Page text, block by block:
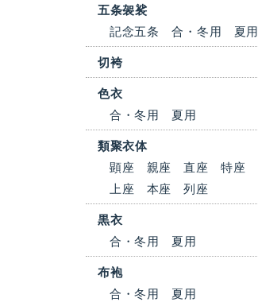
五条袈裟
記念五条
合・冬用 夏用
切袴
色衣
合・冬用
夏用
類聚衣体
顕座
親座 直座 特座
上座
本座 列座
黒衣
合・冬用
夏用
布袍
合・冬用
夏用